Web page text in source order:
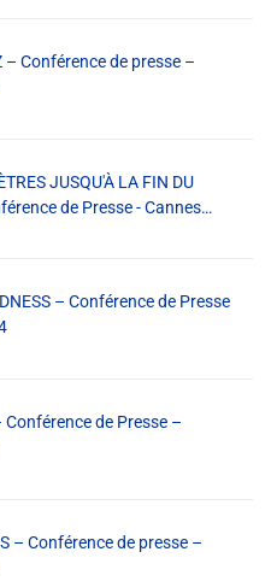
– Conférence de presse –
JUSQU'À LA FIN DU
de Presse - Cannes
– Conférence de Presse
Conférence de Presse –
– Conférence de presse –